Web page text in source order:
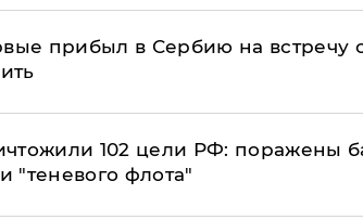
прибыл в Сербию на встречу
102 цели РФ: поражены
"теневого флота"